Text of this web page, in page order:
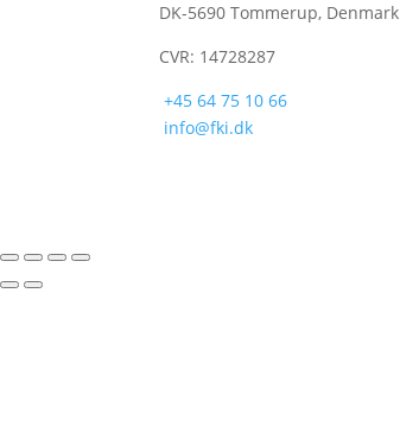
DK-5690 Tommerup, Denmark
CVR: 14728287
+45 64 75 10 66
info@fki.dk